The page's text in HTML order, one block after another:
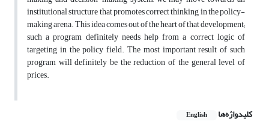
institutional structure that promotes correct thinking in the policy-
making arena. This idea comes out of the heart of that development;
such a program definitely needs help from a correct logic of
targeting in the policy field. The most important result of such
program will definitely be the reduction of the general level of
prices.
کلیدواژه‌ها English